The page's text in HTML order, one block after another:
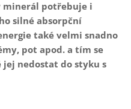
minerál potřebuje i
silné absorpční
také velmi snadno
pot apod. a tím se
jej nedostat do styku s